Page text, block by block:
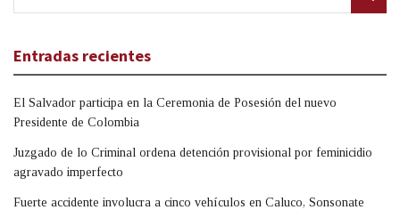
Entradas recientes
El Salvador participa en la Ceremonia de Posesión del nuevo
Presidente de Colombia
Juzgado de lo Criminal ordena detención provisional por feminicidio
agravado imperfecto
Fuerte accidente involucra a cinco vehículos en Caluco, Sonsonate